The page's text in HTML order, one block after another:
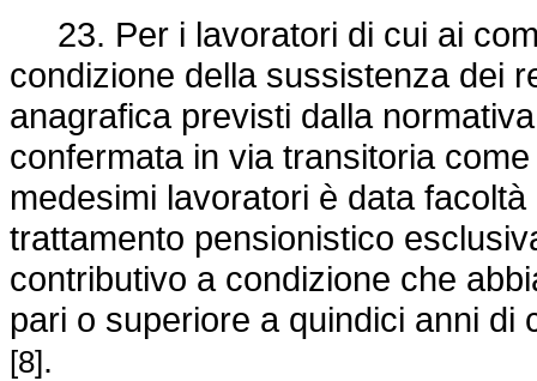
23. Per i lavoratori di cui ai
condizione della sussistenza dei
anagrafica previsti dalla
confermata in via transitoria
medesimi lavoratori è data
trattamento pensionistico
contributivo a condizione che
pari o superiore a quindici anni di
[8].